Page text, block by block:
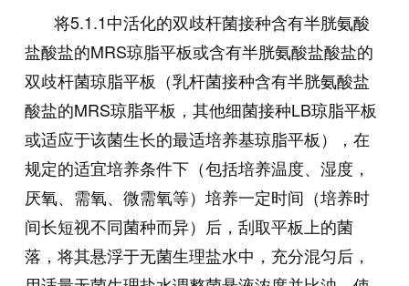
将5.1.1中活化的双歧杆菌接种含有半胱氨酸
盐酸盐的MRS琼脂平板或含有半胱氨酸盐酸盐的
双歧杆菌琼脂平板（乳杆菌接种含有半胱氨酸盐
酸盐的MRS琼脂平板，其他细菌接种LB琼脂平板
或适应于该菌生长的最适培养基琼脂平板），在
规定的适宜培养条件下（包括培养温度、湿度，
厌氧、需氧、微需氧等）培养一定时间（培养时
间长短视不同菌种而异）后，刮取平板上的菌
落，将其悬浮于无菌生理盐水中，充分混匀后，